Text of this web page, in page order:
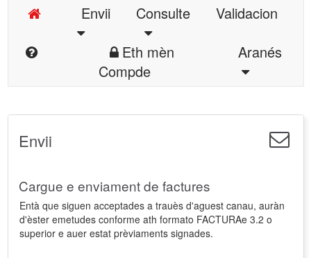
Envii Consulte
Validacion
Eth mèn
Compde
Aranés
Envii
Cargue e enviament de factures
Entà que siguen acceptades a trauès d'aguest canau, auràn
d'èster emetudes conforme ath formato FACTURAe 3.2 o
superior e auer estat prèviaments signades.